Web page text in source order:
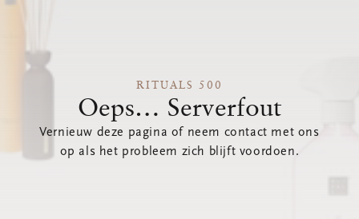
RITUALS 500
Oeps… Serverfout
Vernieuw deze pagina of neem contact met ons
op als het probleem zich blijft voordoen.